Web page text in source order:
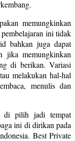
memungkinkan
ini tidak
bahkan juga dapat
jika memungkinkan
di berikan. Variasi
melakukan hal-hal
menulis dan
di pilih jadi tempat
ini di dirikan pada
Best Private